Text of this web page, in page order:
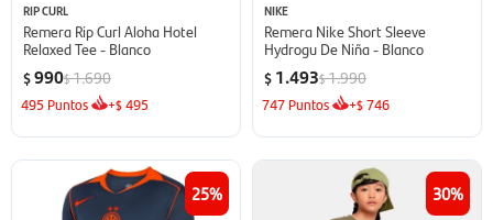
RIP CURL
Remera Rip Curl Aloha Hotel
Relaxed Tee - Blanco
$990$1.690
495 Puntos +$495
NIKE
Remera Nike Short Sleeve
Hydrogu De Niña - Blanco
$ 1.493$1.990
747 Puntos +$746
25 30